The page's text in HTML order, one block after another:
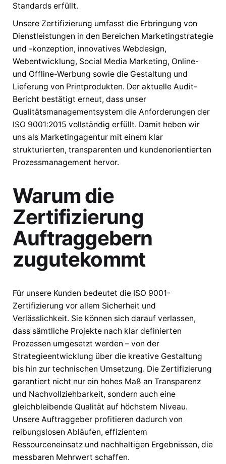
Standards erfüllt.
Unsere Zertifizierung umfasst die Erbringung von
Dienstleistungen in den Bereichen Marketingstrategie
und -konzeption, innovatives Webdesign,
Webentwicklung, Social Media Marketing, Online-
und Offline-Werbung sowie die Gestaltung und
Lieferung von Printprodukten. Der aktuelle Audit-
Bericht bestätigt erneut, dass unser
Qualitätsmanagementsystem die Anforderungen der
ISO 9001:2015 vollständig erfüllt. Damit heben wir
uns als Marketingagentur mit einem klar
strukturierten, transparenten und kundenorientierten
Prozessmanagement hervor.
Warum die
Zertifizierung
Auftraggebern
zugutekommt
Für unsere Kunden bedeutet die ISO 9001-
Zertifizierung vor allem Sicherheit und
Verlässlichkeit. Sie können sich darauf verlassen,
dass sämtliche Projekte nach klar definierten
Prozessen umgesetzt werden – von der
Strategieentwicklung über die kreative Gestaltung
bis hin zur technischen Umsetzung. Die Zertifizierung
garantiert nicht nur ein hohes Maß an Transparenz
und Nachvollziehbarkeit, sondern auch eine
gleichbleibende Qualität auf höchstem Niveau.
Unsere Auftraggeber profitieren dadurch von
reibungslosen Abläufen, effizientem
Ressourceneinsatz und nachhaltigen Ergebnissen, die
messbaren Mehrwert schaffen.